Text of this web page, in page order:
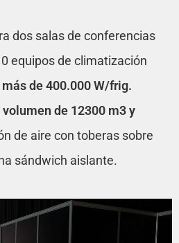
dos salas de conferencias
equipos de climatización
más de 400.000 W/frig.
volumen de 12300 m3 y
de aire con toberas sobre
sándwich aislante.